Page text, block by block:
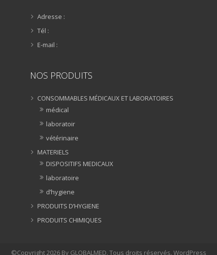
Adresse :
Tél :
E-mail :
NOS PRODUITS
CONSOMMABLES MÉDICAUX ET LABORATOIRES
médical
laboratoir
vétérinaire
MATERIELS
DISPOSITIFS MEDICAUX
laboratoire
d’hygiene
PRODUITS D’HYGIENE
PRODUITS CHIMIQUES
©Copyright 2026 By GLOBALMED. Tous droits réservés. WordPress